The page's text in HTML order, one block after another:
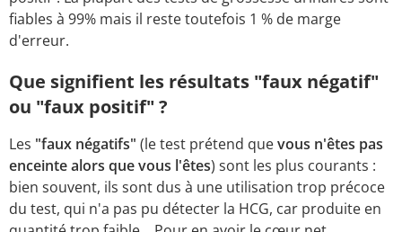
fiables à 99% mais il reste toutefois 1 % de marge
d'erreur.
Que signifient les résultats "faux négatif"
ou "faux positif" ?
Les "faux négatifs" (le test prétend quevous n'êtes pas
enceinte alors que vous l'êtes) sont les plus courants :
bien souvent, ils sont dus à une utilisation trop précoce
du test, qui n'a pas pu détecter la HCG, car produite en